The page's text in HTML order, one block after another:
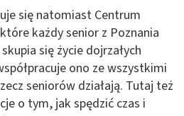
się natomiast Centrum
każdy senior z Poznania
się życie dojrzałych
ono ze wszystkimi
seniorów działają. Tutaj też
o tym, jak spędzić czas i